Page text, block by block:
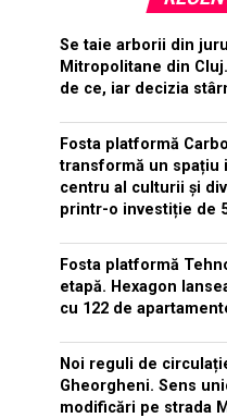
Se taie arborii din
Mitropolitane din
de ce, iar decizia
Fosta platformă
transformă un spațiu
centru al culturii și
printr-o investiție de
Fosta platformă
etapă. Hexagon
cu 122 de
Noi reguli de
Gheorgheni. Sens
modificări pe strada